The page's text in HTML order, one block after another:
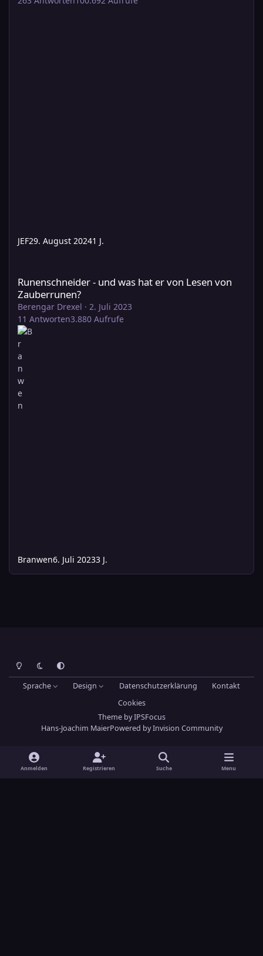
JEF29. August 20241 J.
Runenschneider - und was hat er von Lesen von
Zauberrunen?
Berengar Drexel · 2. Juli 2023
11 Antworten3.880 Aufrufe
Branwen6. Juli 20233 J.
Heller ModusDunkler ModusSystemeinstellung
Sprache Design Datenschutzerklärung
Kontakt
Cookies
ThemebyIPSFocus
Hans-Joachim MaierPowered byInvision Community
Anmelden Registrieren Suche Menu